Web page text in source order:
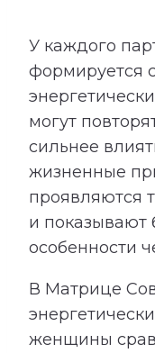
У каждого
формируется
могут
сильнее
жизненные
проявляются
и показывают
особенности
В Матрице
женщины